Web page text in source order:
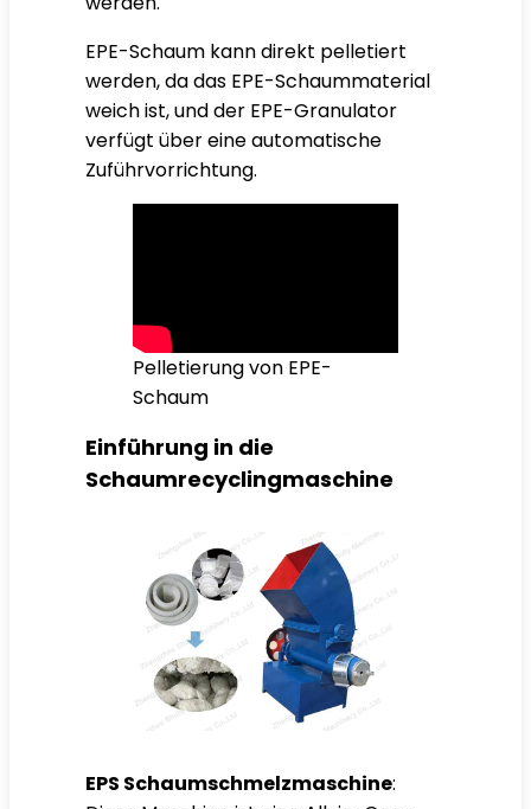
EPE-Schaum kann direkt pelletiert
werden, da das EPE-Schaummaterial
weich ist, und der EPE-Granulator
verfügt über eine automatische
Zuführvorrichtung.
Pelletierung von EPE-
Schaum
Einführung in die
Schaumrecyclingmaschine
EPS Schaumschmelzmaschine: